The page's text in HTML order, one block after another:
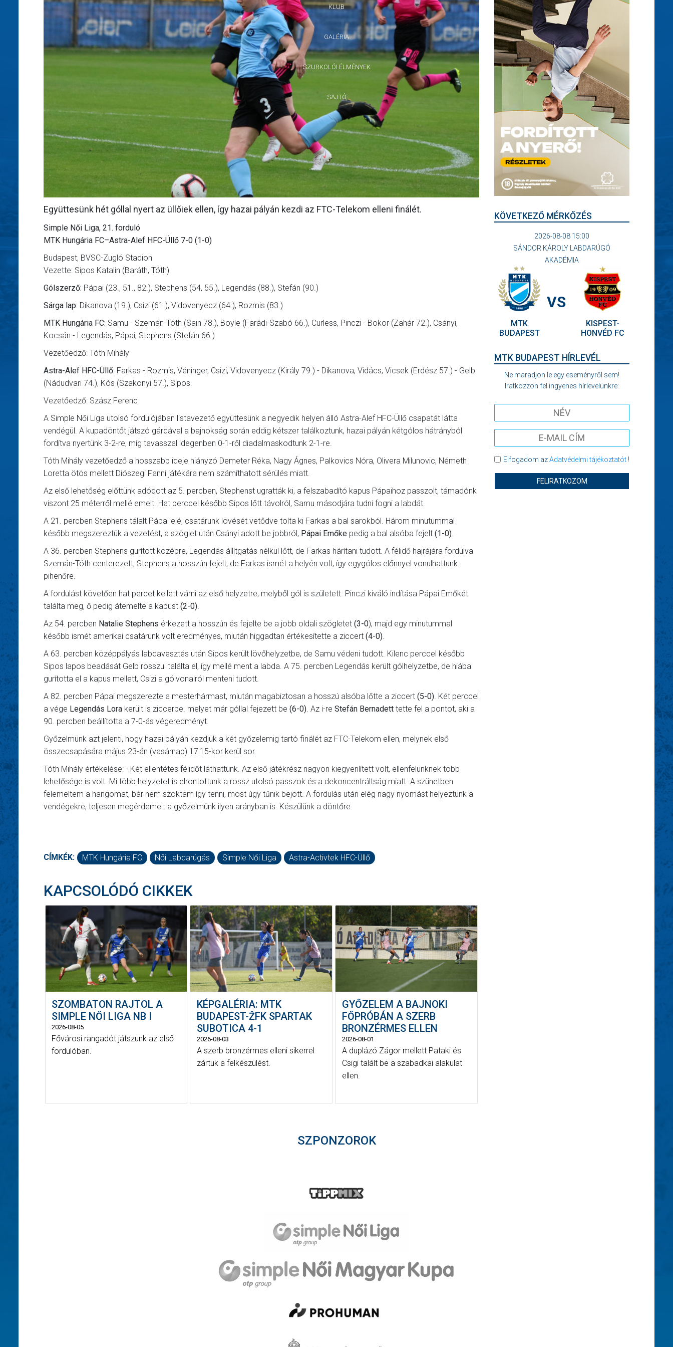
KLUB
GALÉRIA
SZURKOLÓI ÉLMÉNYEK
SAJTÓ
Együttesünk hét góllal nyert az üllőiek ellen, így hazai pályán kezdi az FTC-Telekom elleni finálét.
Simple Női Liga, 21. forduló
MTK Hungária FC–Astra-Alef HFC-Üllő 7-0 (1-0)
Budapest, BVSC-Zugló Stadion
Vezette: Sipos Katalin (Baráth, Tóth)
Gólszerző: Pápai (23., 51., 82.), Stephens (54, 55.), Legendás (88.), Stefán (90.)
Sárga lap: Dikanova (19.), Csizi (61.), Vidovenyecz (64.), Rozmis (83.)
MTK Hungária FC: Samu - Szemán-Tóth (Sain 78.), Boyle (Farádi-Szabó 66.), Curless, Pinczi - Bokor (Zahár 72.), Csányi,
Kocsán - Legendás, Pápai, Stephens (Stefán 66.).
Vezetőedző: Tóth Mihály
Astra-Alef HFC-Üllő: Farkas - Rozmis, Véninger, Csizi, Vidovenyecz (Király 79.) - Dikanova, Vidács, Vicsek (Erdész 57.) - Gelb
(Nádudvari 74.), Kós (Szakonyi 57.), Sipos.
Vezetőedző: Szász Ferenc
A Simple Női Liga utolsó fordulójában listavezető együttesünk a negyedik helyen álló Astra-Alef HFC-Üllő csapatát látta
vendégül. A kupadöntőt játszó gárdával a bajnokság során eddig kétszer találkoztunk, hazai pályán kétgólos hátrányból
fordítva nyertünk 3-2-re, míg tavasszal idegenben 0-1-ről diadalmaskodtunk 2-1-re.
Tóth Mihály vezetőedző a hosszabb ideje hiányzó Demeter Réka, Nagy Ágnes, Palkovics Nóra, Olivera Milunovic, Németh
Loretta ötös mellett Diószegi Fanni játékára nem számíthatott sérülés miatt.
Az első lehetőség előttünk adódott az 5. percben, Stephenst ugratták ki, a felszabadító kapus Pápaihoz passzolt, támadónk
viszont 25 méterről mellé emelt. Hat perccel később Sipos lőtt távolról, Samu másodjára tudni fogni a labdát.
A 21. percben Stephens tálalt Pápai elé, csatárunk lövését vetődve tolta ki Farkas a bal sarokból. Három minutummal
később megszereztük a vezetést, a szöglet után Csányi adott be jobbról, Pápai Emőke pedig a bal alsóba fejelt (1-0).
A 36. percben Stephens gurított középre, Legendás állítgatás nélkül lőtt, de Farkas hárítani tudott. A félidő hajrájára fordulva
Szemán-Tóth centerezett, Stephens a hosszún fejelt, de Farkas ismét a helyén volt, így egygólos előnnyel vonulhattunk
pihenőre.
A fordulást követően hat percet kellett várni az első helyzetre, melyből gól is született. Pinczi kiváló indítása Pápai Emőkét
találta meg, ő pedig átemelte a kapust (2-0).
Az 54. percben Natalie Stephens érkezett a hosszún és fejelte be a jobb oldali szögletet (3-0), majd egy minutummal
később ismét amerikai csatárunk volt eredményes, miután higgadtan értékesítette a ziccert (4-0).
A 63. percben középpályás labdavesztés után Sipos került lövőhelyzetbe, de Samu védeni tudott. Kilenc perccel később
Sipos lapos beadását Gelb rosszul találta el, így mellé ment a labda. A 75. percben Legendás került gólhelyzetbe, de hiába
gurította el a kapus mellett, Csizi a gólvonalról menteni tudott.
A 82. percben Pápai megszerezte a mesterhármast, miután magabiztosan a hosszú alsóba lőtte a ziccert (5-0). Két perccel
a vége Legendás Lora került is ziccerbe. melyet már góllal fejezett be (6-0). Az i-re Stefán Bernadett tette fel a pontot, aki a
90. percben beállította a 7-0-ás végeredményt.
Győzelmünk azt jelenti, hogy hazai pályán kezdjük a két győzelemig tartó finálét az FTC-Telekom ellen, melynek első
összecsapására május 23-án (vasárnap) 17:15-kor kerül sor.
Tóth Mihály értékelése: - Két ellentétes félidőt láthattunk. Az első játékrész nagyon kiegyenlített volt, ellenfelünknek több
lehetősége is volt. Mi több helyzetet is elrontottunk a rossz utolsó passzok és a dekoncentráltság miatt. A szünetben
felemeltem a hangomat, bár nem szoktam így tenni, most úgy tűnik bejött. A fordulás után elég nagy nyomást helyeztünk a
vendégekre, teljesen megérdemelt a győzelmünk ilyen arányban is. Készülünk a döntőre.
CÍMKÉK: MTK Hungária FC Női Labdarúgás Simple Női Liga Astra-Activtek HFC-Üllő
KAPCSOLÓDÓ CIKKEK
SZOMBATON RAJTOL A
SIMPLE NŐI LIGA NB I
2026-08-05
Fővárosi rangadót játszunk az első
fordulóban.
KÉPGALÉRIA: MTK
BUDAPEST-ŽFK SPARTAK
SUBOTICA 4-1
2026-08-03
A szerb bronzérmes elleni sikerrel
zártuk a felkészülést.
GYŐZELEM A BAJNOKI
FŐPRÓBÁN A SZERB
BRONZÉRMES ELLEN
2026-08-01
A duplázó Zágor mellett Pataki és
Csigi talált be a szabadkai alakulat
ellen.
KÖVETKEZŐ MÉRKŐZÉS
2026-08-08 15:00
SÁNDOR KÁROLY LABDARÚGÓ
AKADÉMIA
MTK
BUDAPEST
VS
KISPEST-
HONVÉD FC
MTK BUDAPEST HÍRLEVÉL
Ne maradjon le egy eseményről sem!
Iratkozzon fel ingyenes hírlevelünkre:
Elfogadom azAdatvédelmi tájékoztatót!
FELIRATKOZOM
SZPONZOROK